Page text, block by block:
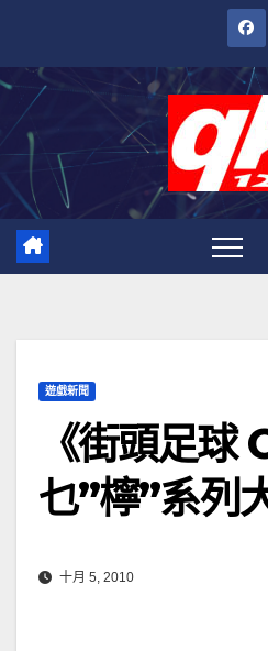
內
遊戲新聞
《街頭足球
乜”檸”系列
十月 5, 2010